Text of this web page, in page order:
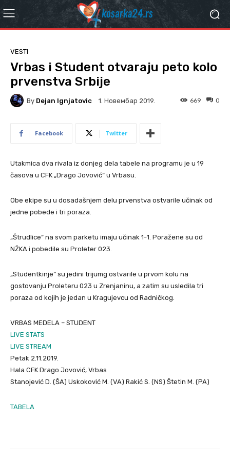
VESTI
Vrbas i Student otvaraju peto kolo
prvenstva Srbije
By Dejan Ignjatovic 1. Новембар 2019. 0
669
Facebook Twitter
Utakmica dva rivala iz donjeg dela tabele na programu je u 19
časova u CFK „Drago Jovović“ u Vrbasu.
Obe ekipe su u dosadašnjem delu prvenstva ostvarile učinak od
jedne pobede i tri poraza.
„Štrudlice“ na svom parketu imaju učinak 1-1. Poražene su od
NŽKA i pobedile su Proleter 023.
„Studentkinje“ su jedini trijumg ostvarile u prvom kolu na
gostovanju Proleteru 023 u Zrenjaninu, a zatim su usledila tri
poraza od kojih je jedan u Kragujevcu od Radničkog.
VRBAS MEDELA – STUDENT
LIVE STATS
LIVE STREAM
Petak 2.11.2019.
Hala CFK Drago Jovović, Vrbas
Stanojević D. (ŠA) Uskoković M. (VA) Rakić S. (NS) Štetin M. (PA)
TABELA